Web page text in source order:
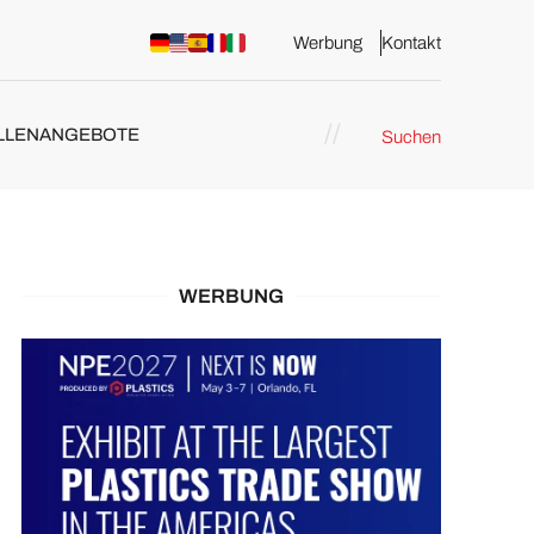
Werbung Kontakt
Suchen
WERBUNG